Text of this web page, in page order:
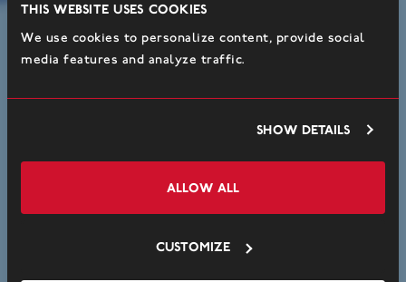
This website uses cookies
We use cookies to personalize content, provide social
media features and analyze traffic.
Show details
Allow all
Customize